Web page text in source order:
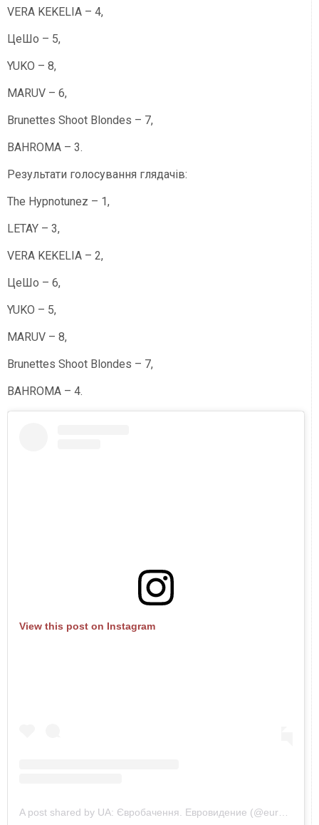
VERA KEKELIA – 4,
ЦеШо – 5,
YUKO – 8,
MARUV – 6,
Brunettes Shoot Blondes – 7,
BAHROMA – 3.
Результати голосування глядачів:
The Hypnotunez – 1,
LETAY – 3,
VERA KEKELIA – 2,
ЦеШо – 6,
YUKO – 5,
MARUV – 8,
Brunettes Shoot Blondes – 7,
BAHROMA – 4.
View this post on Instagram
A post shared by UA: Євробачення. Евровидение (@eurovision.ua)